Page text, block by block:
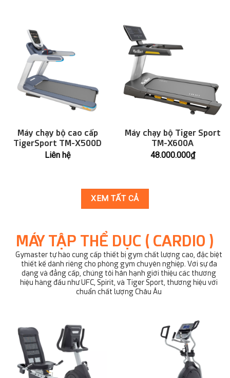
Máy chạy bộ cao cấp
TigerSport TM-X500D
Liên hệ
Máy chạy bộ Tiger Sport
TM-X600A
48.000.000₫
XEM TẤT CẢ
MÁY TẬP THỂ DỤC ( CARDIO )
Gymaster tự hào cung cấp thiết bị gym chất lượng cao, đặc biệt
thiết kế dành riêng cho phòng gym chuyên nghiệp. Với sự đa
dạng và đẳng cấp, chúng tôi hân hạnh giới thiệu các thương
hiệu hàng đầu như UFC, Spirit, và Tiger Sport, thương hiệu với
chuẩn chất lượng Châu Âu